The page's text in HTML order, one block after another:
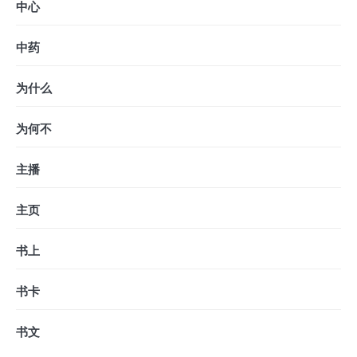
中心
中药
为什么
为何不
主播
主页
书上
书卡
书文